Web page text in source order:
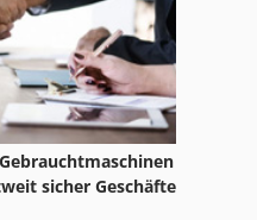
sicher Geschäfte